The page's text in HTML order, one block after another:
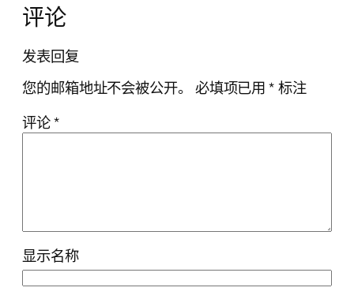
评论
发表回复
您的邮箱地址不会被公开。 必填项已用*标注
评论*
显示名称